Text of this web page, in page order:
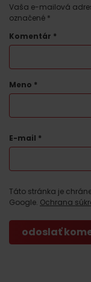
Vaša e-mailová
označené *
Komentár *
Meno *
E-mail *
Táto stránka je
Google. Ochrana